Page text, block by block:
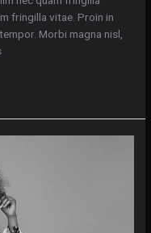
fringilla vitae. Proin in
Morbi magna nisl,